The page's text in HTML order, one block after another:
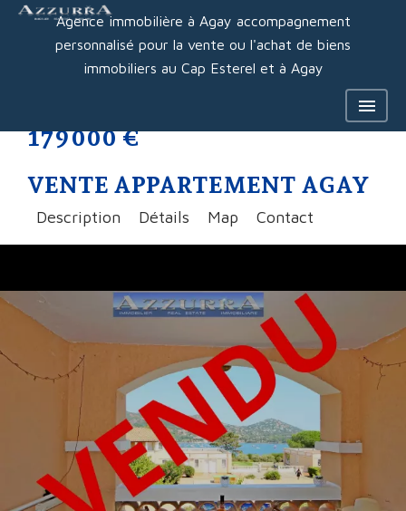
Agence immobilière à Agay accompagnement
personnalisé pour la vente ou l'achat de biens
immobiliers au Cap Esterel et à Agay
VENTE APPARTEMENT AGAY
179 000 €
Description Détails Map Contact